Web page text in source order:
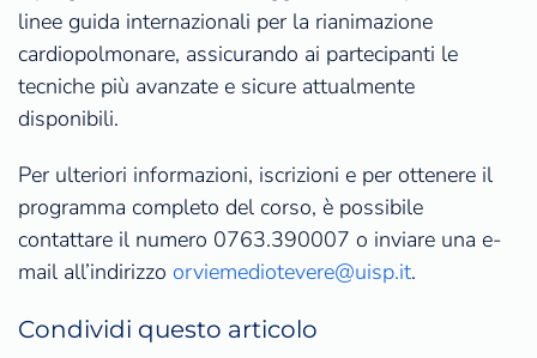
linee guida internazionali per la rianimazione
cardiopolmonare, assicurando ai partecipanti le
tecniche più avanzate e sicure attualmente
disponibili.
Per ulteriori informazioni, iscrizioni e per ottenere il
programma completo del corso, è possibile
contattare il numero 0763.390007 o inviare una e-
mail all’indirizzo orviemediotevere@uisp.it.
Condividi questo articolo